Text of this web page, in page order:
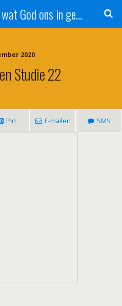
Opdat wij weten, wat God ons in genade schenkt!
2020
Studie 22
Pin E-mailen SMS